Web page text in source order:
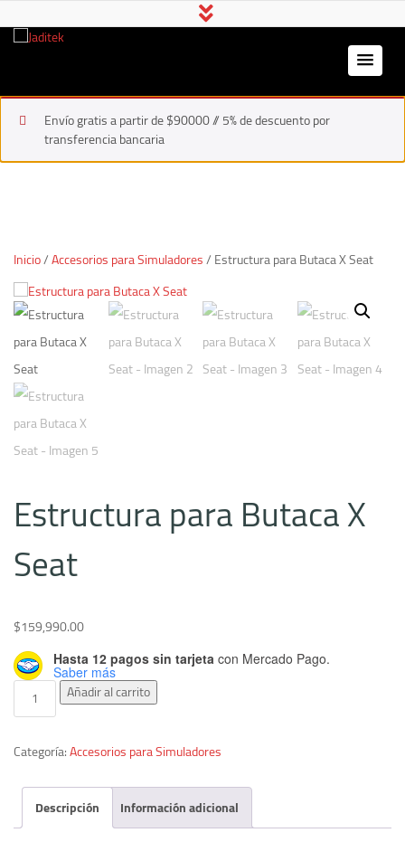
Envío gratis a partir de $90000 // 5% de descuento por
transferencia bancaria
Inicio/Accesorios para Simuladores/ Estructura para Butaca X Seat
Estructura para Butaca X
Seat
$159,990.00
Hasta 12 pagos sin tarjeta con Mercado Pago.
Saber más
Estructura para Butaca X Seat cantidad
Añadir al carrito
Categoría:Accesorios para Simuladores
Descripción Información adicional